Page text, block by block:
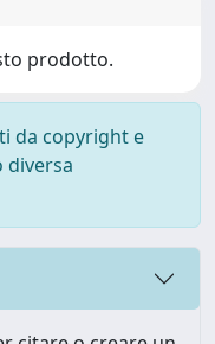
prodotto.
da copyright e
diversa